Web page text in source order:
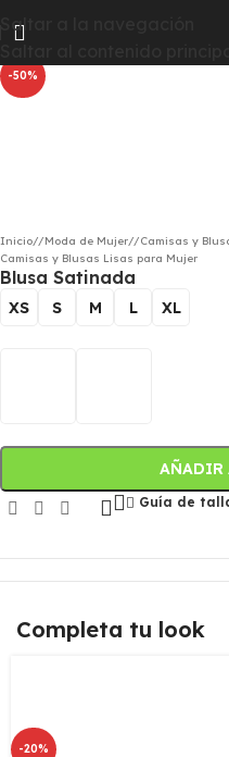
Saltar a la navegación
para que te resulte
-50%
Inicio/ Moda de Mujer/ Camisas y
Camisas y Blusas Lisas para Mujer
Blusa Satinada
XS S M L XL
AÑADIR
Guía de
Completa tu look
-20%